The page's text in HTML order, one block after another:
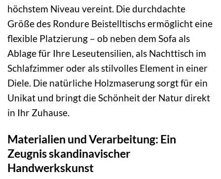
höchstem Niveau vereint. Die durchdachte
Größe des Rondure Beistelltischs ermöglicht eine
flexible Platzierung – ob neben dem Sofa als
Ablage für Ihre Leseutensilien, als Nachttisch im
Schlafzimmer oder als stilvolles Element in einer
Diele. Die natürliche Holzmaserung sorgt für ein
Unikat und bringt die Schönheit der Natur direkt
in Ihr Zuhause.
Materialien und Verarbeitung: Ein
Zeugnis skandinavischer
Handwerkskunst